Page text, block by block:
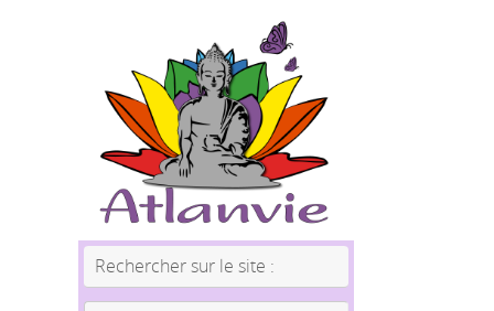
Rechercher sur le site :